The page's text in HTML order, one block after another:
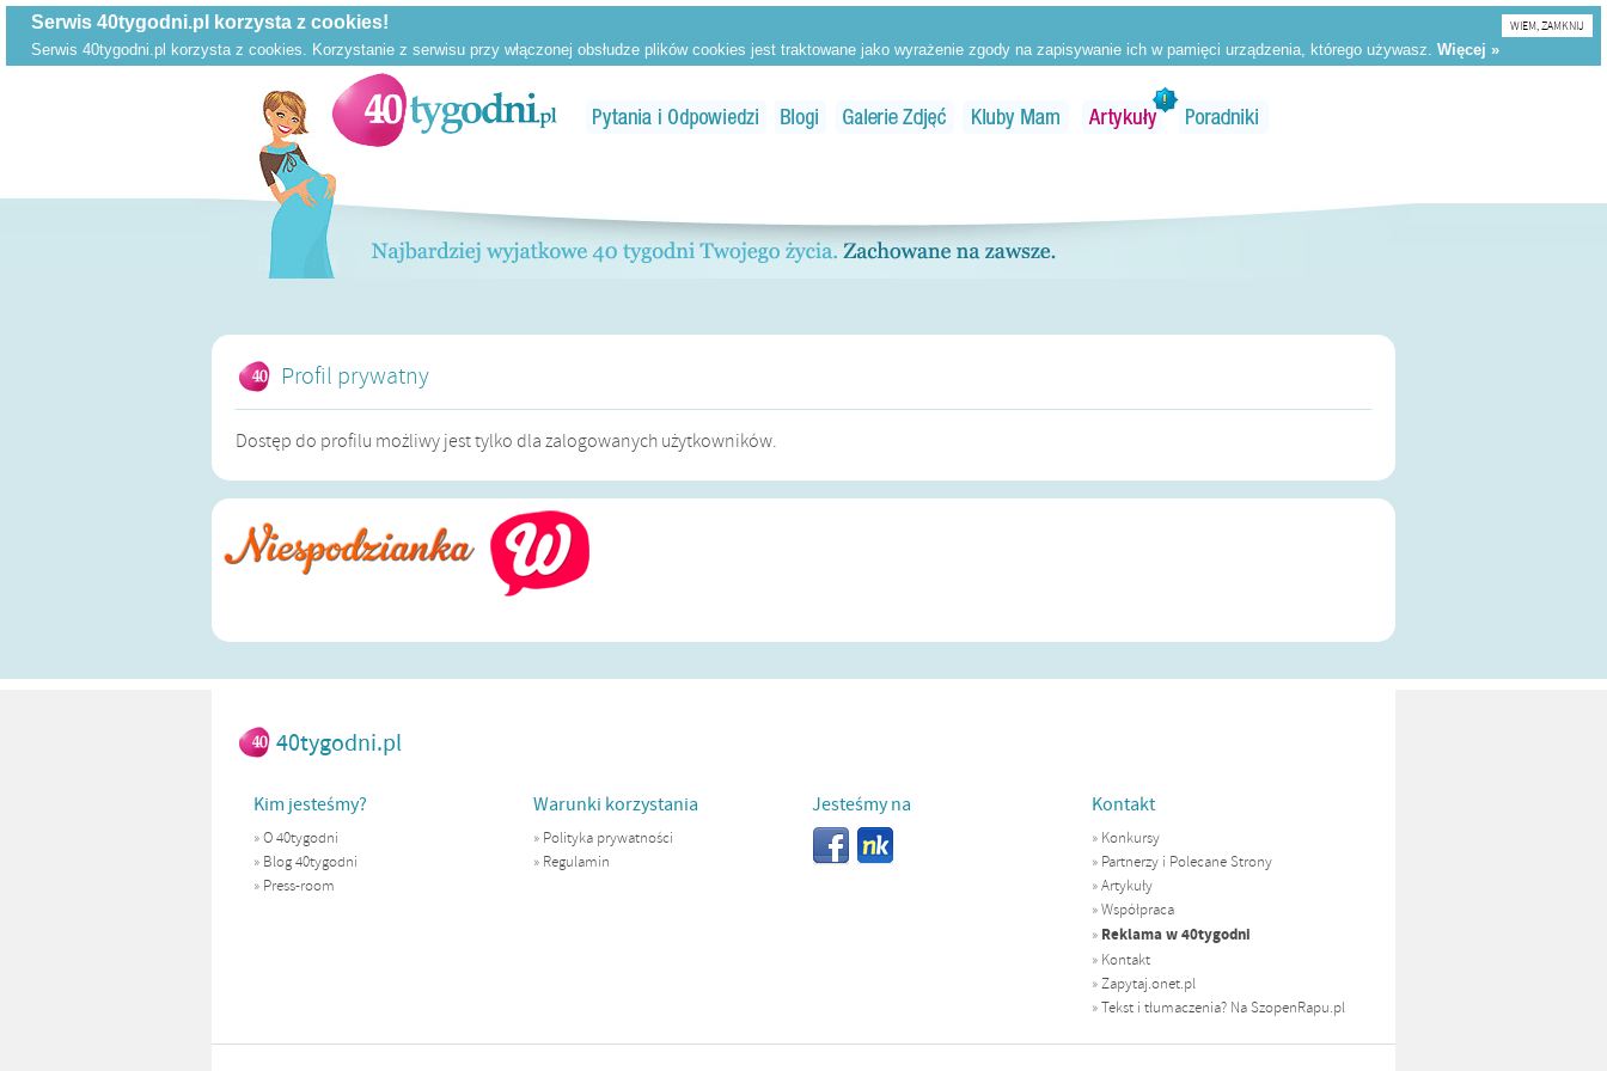
WIEM, ZAMKNIJ
Profil prywatny
Dostęp do profilu możliwy jest tylko dla zalogowanych użytkowników.
40tygodni.pl
Kim jesteśmy?
»O 40tygodni
» Blog 40tygodni
» Press-room
Warunki korzystania
» Polityka prywatności
» Regulamin
Jesteśmy na Kontakt
» Konkursy
» Partnerzy i Polecane Strony
»Artykuły
»Współpraca
» Reklama w 40tygodni
» Kontakt
»Zapytaj.onet.pl
»Tekst i tłumaczenia? Na SzopenRapu.pl